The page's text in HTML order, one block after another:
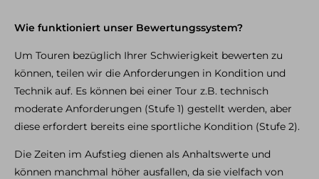
Freeriden / Heliski
Freeriden / Tiefschnee im Allgäu
Freeriden / Heliski weltweit
Eisklettern
Eisklettern Mehrtagestouren
Eiskletterreisen
Wie funktioniert unser Bewertungssystem?
Um Touren bezüglich Ihrer Schwierigkeit bewerten zu
können, teilen wir die Anforderungen in Kondition und
Technik auf. Es können bei einer Tour z.B. technisch
moderate Anforderungen (Stufe 1) gestellt werden, aber
diese erfordert bereits eine sportliche Kondition (Stufe 2).
Die Zeiten im Aufstieg dienen als Anhaltswerte und
können manchmal höher ausfallen, da sie vielfach von